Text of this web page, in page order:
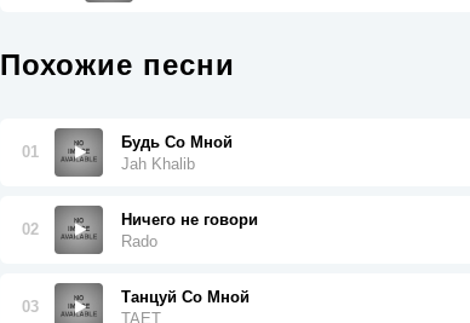
Похожие песни
01
Будь Со Мной
Jah Khalib
02
Ничего не говори
Rado
03
Танцуй Со Мной
TAET